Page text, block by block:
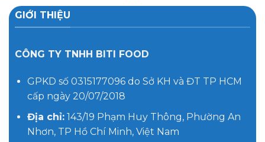
GIỚI THIỆU
CÔNG TY TNHH BITI FOOD
GPKD số 0315177096 do Sở KH và ĐT TP HCM
cấp ngày 20/07/2018
Địa chỉ:143/19 Phạm Huy Thông, Phường An
Nhơn, TP Hồ Chí Minh, Việt Nam